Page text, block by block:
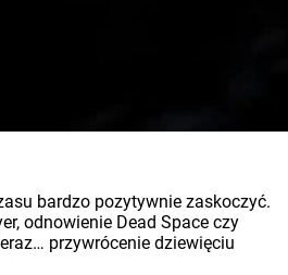
bardzo pozytywnie zaskoczyć.
odnowienie Dead Space czy
przywrócenie dziewięciu